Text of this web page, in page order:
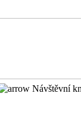
Návštěvní